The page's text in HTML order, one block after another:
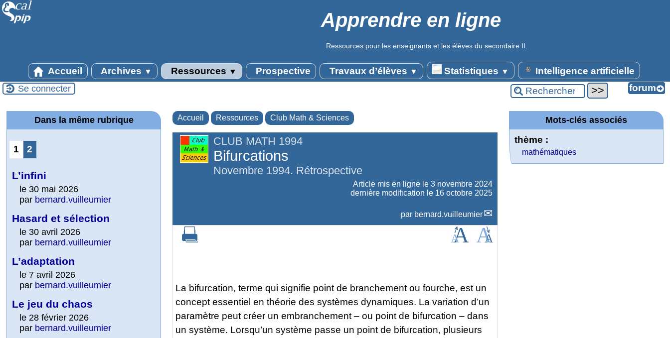
Apprendre en ligne
Ressources pour les enseignants et les élèves du secondaire II.
Accueil Archives ▼ Ressources ▼ Prospective Travaux d’élèves ▼ Statistiques ▼ Intelligence artificielle
Se connecter
Accueil Ressources Club Math & Sciences
CLUB MATH 1994
Bifurcations
Novembre 1994. Rétrospective
Article mis en ligne le 3 novembre 2024
dernière modification le 16 octobre 2025
par bernard.vuilleumier
La bifurcation, terme qui signifie point de branchement ou fourche, est un
concept essentiel en théorie des systèmes dynamiques. La variation d’un
paramètre peut créer un embranchement – ou point de bifurcation – dans
un système. Lorsqu’un système passe un point de bifurcation, plusieurs
Dans la même rubrique
1 2
L’infini
le 30 mai 2026
par bernard.vuilleumier
Hasard et sélection
le 30 avril 2026
par bernard.vuilleumier
L’adaptation
le 7 avril 2026
par bernard.vuilleumier
Le jeu du chaos
le 28 février 2026
par bernard.vuilleumier
Mots-clés associés
thème :
mathématiques